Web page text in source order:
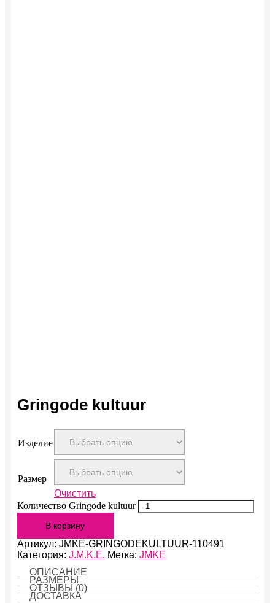
Gringode kultuur
Изделие
Размер
Очистить
Количество Gringode kultuur
В корзину
Артикул: JMKE-GRINGODEKULTUUR-110491
Категория: J.M.K.E. Метка: JMKE
ОПИСАНИЕ
РАЗМЕРЫ
ОТЗЫВЫ (0)
ДОСТАВКА